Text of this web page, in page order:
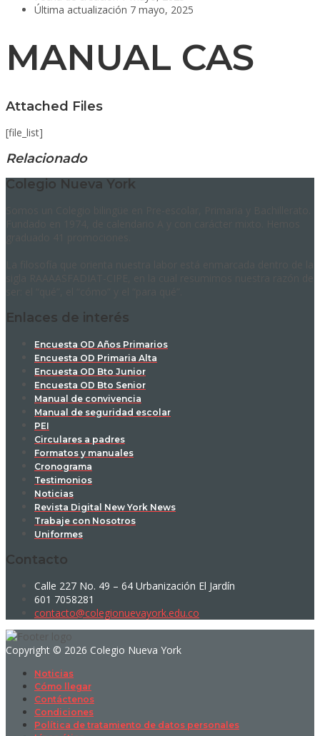
Última actualización 7 mayo, 2025
MANUAL CAS
Attached Files
[file_list]
Relacionado
Colegio Nueva York
Enlaces de interés
Encuesta OD Años Primarios
Encuesta OD Primaria Alta
Encuesta OD Bto Junior
Encuesta OD Bto Senior
Manual de convivencia
Manual de seguridad escolar
PEI
Circulares a padres
Formatos y manuales
Cronograma
Testimonios
Noticias
Revista Digital New York News
Trabaje con Nosotros
Uniformes
Contacto
Calle 227 No. 49 – 64 Urbanización El Jardín
601 7058281
contacto@colegionuevayork.edu.co
Copyright © 2026 Colegio Nueva York
Noticias
Cómo llegar
Contáctenos
Condiciones
Política de tratamiento de datos personales